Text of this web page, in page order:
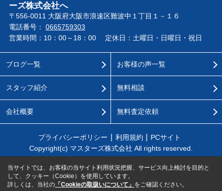
ーズ株式会社へ
〒556-0011 大阪府大阪市浪速区難波中１丁目１－１６
電話番号： 0665759303
営業時間：10：00～18：00
定休日：土曜日・日曜日・祝日
ブログ一覧
スタッフ紹介
会社概要
お客様の声一覧
無料相談
無料査定依頼
プライバシーポリシー 利用規約
PCサイト
Copyright(c) マスターズ株式会社 All rights reserved.
当サイトでは、お客様の当サイト利用状況把握、サービス向上検討を目的と
して、クッキー（Cookie）を使用しています。
詳しくは、当社の 「Cookieの取扱いについて」 をご確認ください。